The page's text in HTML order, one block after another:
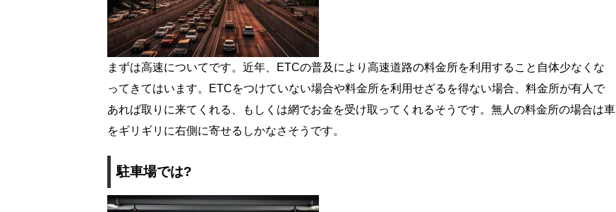
まずは高速についてです。近年、ETCの普及により高速道路の料金所を利用すること自体少なくな
ってきてはいます。ETCをつけていない場合や料金所を利用せざるを得ない場合、料金所が有人で
あれば取りに来てくれる、もしくは網でお金を受け取ってくれるそうです。無人の料金所の場合は車
をギリギリに右側に寄せるしかなさそうです。
駐車場では?